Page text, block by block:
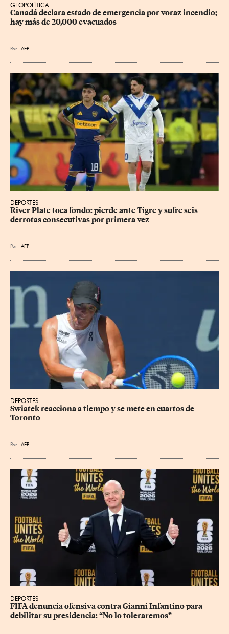
GEOPOLÍTICA
Canadá declara estado de emergencia por voraz incendio;
hay más de 20,000 evacuados
Por AFP
DEPORTES
River Plate toca fondo: pierde ante Tigre y sufre seis
derrotas consecutivas por primera vez
Por AFP
DEPORTES
Swiatek reacciona a tiempo y se mete en cuartos de
Toronto
Por AFP
DEPORTES
FIFA denuncia ofensiva contra Gianni Infantino para
debilitar su presidencia: “No lo toleraremos”